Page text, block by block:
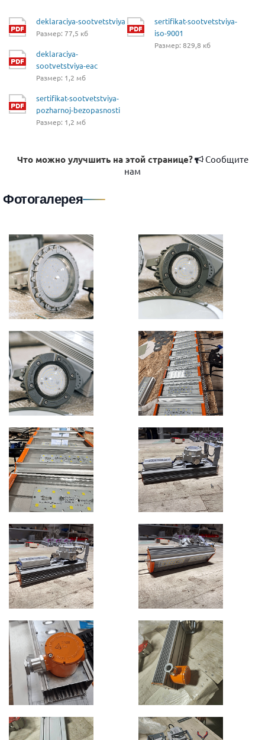
deklaraciya-sootvetstviya
Размер: 77,5 кб
deklaraciya-
sootvetstviya-eac
Размер: 1,2 мб
sertifikat-sootvetstviya-
pozharnoj-bezopasnosti
Размер: 1,2 мб
sertifikat-sootvetstviya-
iso-9001
Размер: 829,8 кб
Что можно улучшить на этой странице?
Сообщите
нам
Фотогалерея